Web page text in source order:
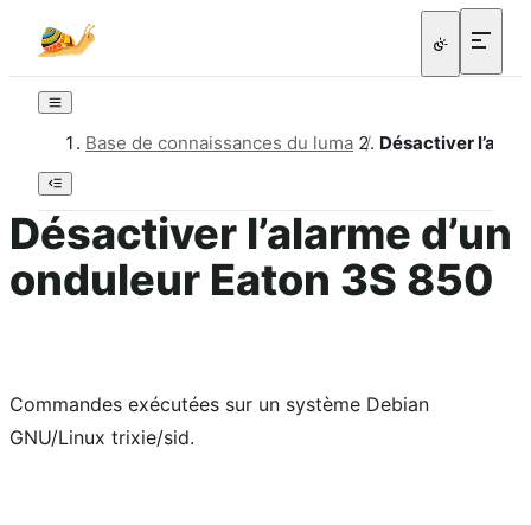
Base de connaissances du luma / Désactiver
Désactiver l’alarme d’un
onduleur Eaton 3S 850
Commandes exécutées sur un système Debian
GNU/Linux trixie/sid.